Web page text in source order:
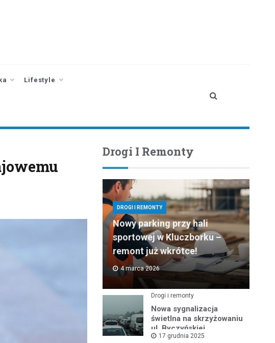
Lifestyle
Drogi I Remonty
DROGI I REMONTY
Nowy parking przy hali
sportowej w Kluczborku –
remont już wkrótce!
4 marca 2026
Drogi i remonty
Nowa sygnalizacja
świetlna na skrzyżowaniu
ul. Byczyńskiej,
Słowackiego i Kołłątaja
17 grudnia 2025